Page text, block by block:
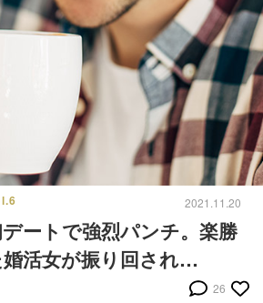
2021.11.20
ートで強烈パンチ。楽勝
活女が振り回され…
26